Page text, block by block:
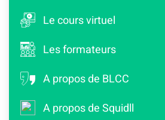
Le cours virtuel
Les formateurs
A propos de BLCC
A propos de Squidll